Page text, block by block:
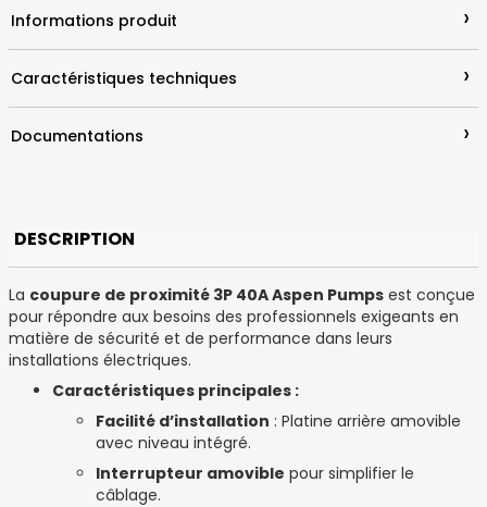
of
the
images
Informations produit ›
Caractéristiques techniques ›
Documentations ›
DESCRIPTION
La coupure de proximité 3P 40A Aspen Pumps est conçue
pour répondre aux besoins des professionnels exigeants en
matière de sécurité et de performance dans leurs
installations électriques.
Caractéristiques principales :
Facilité d’installation : Platine arrière amovible
avec niveau intégré.
Interrupteur amovible pour simplifier le
câblage.